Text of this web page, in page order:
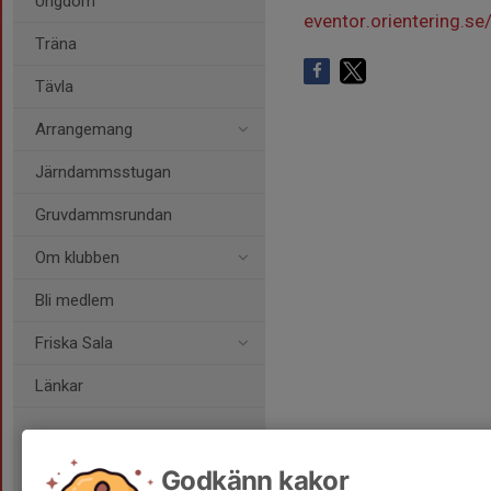
Träna
Tävla
Arrangemang
Järndammsstugan
Gruvdammsrundan
Om klubben
Bli medlem
Friska Sala
Länkar
Godkänn kakor